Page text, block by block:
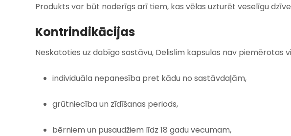
Produkts var būt noderīgs arī tiem, kas vēlas uzturēt veselīgu
Kontrindikācijas
Neskatoties uz dabīgo sastāvu, Delislim kapsulas nav piemērotas
individuāla nepanesība pret kādu no sastāvdaļām,
grūtniecība un zīdīšanas periods,
bērniem un pusaudžiem līdz 18 gadu vecumam,